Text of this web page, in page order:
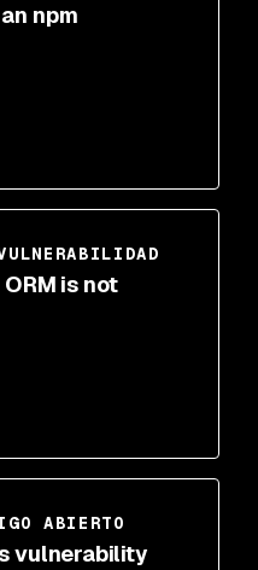
npm
is not
ABIERTO
vulnerability